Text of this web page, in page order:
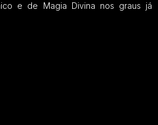
e de Magia Divina nos graus já